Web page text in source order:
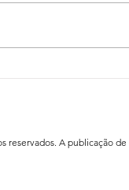
reservados. A publicação